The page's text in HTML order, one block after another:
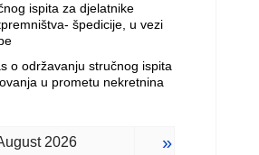
ispita za djelatnike
špedicije, u vezi
o održavanju stručnog ispita
u prometu nekretnina
2026 »